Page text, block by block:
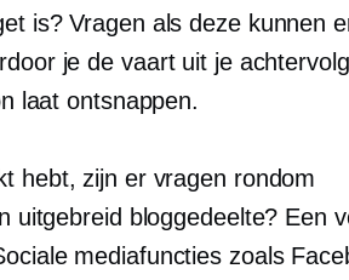
is? Vragen als deze kunnen
je de vaart uit je
laat ontsnappen.
hebt, zijn er vragen rondom
uitgebreid bloggedeelte? Een
mediafuncties zoals